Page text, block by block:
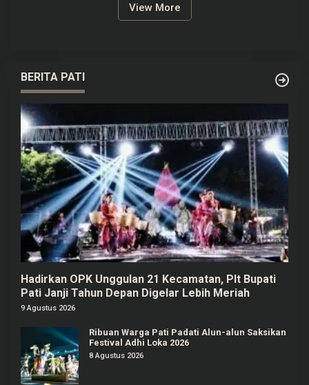
View More
BERITA PATI
Hadirkan OPK Unggulan 21 Kecamatan, Plt Bupati
Pati Janji Tahun Depan Digelar Lebih Meriah
9 Agustus 2026
Ribuan Warga Pati Padati Alun-alun Saksikan
Festival Adhi Loka 2026
8 Agustus 2026